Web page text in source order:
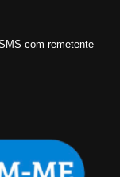
com remetente